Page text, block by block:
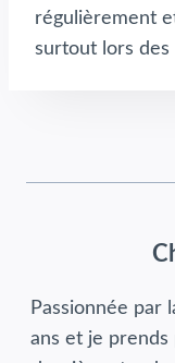
régulièrement
surtout lors
Passionnée par
ans et je